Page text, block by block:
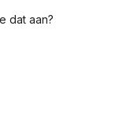
dat aan?